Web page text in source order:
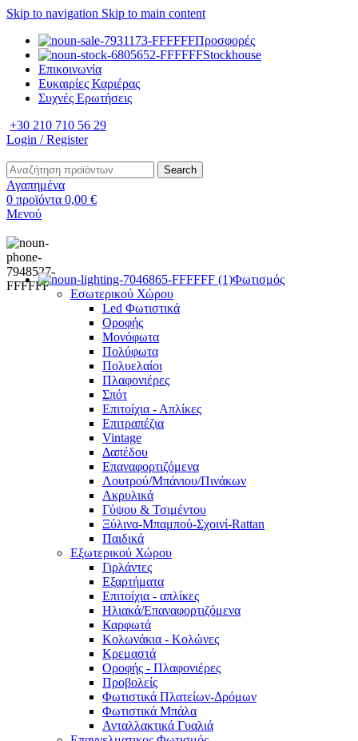
Skip to navigation Skip to main content
Προσφορές
Stockhouse
Επικοινωνία
Ευκαιρίες Καριέρας
Συχνές Ερωτήσεις
+30 210 710 56 29
Login / Register
Search
Αγαπημένα
0 προϊόντα 0,00 €
Μενού
Φωτισμός
Εσωτερικού Χώρου
Led Φωτιστικά
Οροφής
Μονόφωτα
Πολύφωτα
Πολυελαίοι
Πλαφονιέρες
Σπότ
Επιτοίχια - Απλίκες
Επιτραπέζια
Vintage
Δαπέδου
Επαναφορτιζόμενα
Λουτρού/Μπάνιου/Πινάκων
Ακρυλικά
Γύψου & Τσιμέντου
Ξύλινα-Μπαμπού-Σχοινί-Rattan
Παιδικά
Εξωτερικού Χώρου
Γιρλάντες
Εξαρτήματα
Επιτοίχια - απλίκες
Ηλιακά/Επαναφορτιζόμενα
Καρφωτά
Κολωνάκια - Κολώνες
Κρεμαστά
Οροφής - Πλαφονιέρες
Προβολείς
Φωτιστικά Πλατείων-Δρόμων
Φωτιστικά Μπάλα
Ανταλλακτικά Γυαλιά